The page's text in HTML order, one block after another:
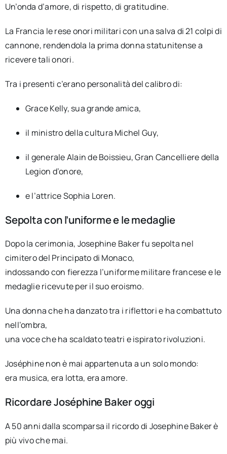
Un’onda d’amore, di rispetto, di gratitudine.
La Francia le rese onori militari con una salva di 21 colpi di
cannone, rendendola la prima donna statunitense a
ricevere tali onori.
Tra i presenti c’erano personalità del calibro di:
Grace Kelly, sua grande amica,
il ministro della cultura Michel Guy,
il generale Alain de Boissieu, Gran Cancelliere della
Legion d’onore,
e l’attrice Sophia Loren.
Sepolta con l’uniforme e le medaglie
Dopo la cerimonia, Josephine Baker fu sepolta nel
cimitero del Principato di Monaco,
indossando con fierezza l’uniforme militare francese e le
medaglie ricevute per il suo eroismo.
Una donna che ha danzato tra i riflettori e ha combattuto
nell’ombra,
una voce che ha scaldato teatri e ispirato rivoluzioni.
Joséphine non è mai appartenuta a un solo mondo:
era musica, era lotta, era amore.
Ricordare Joséphine Baker oggi
A 50 anni dalla scomparsa il ricordo di Josephine Baker è
più vivo che mai.